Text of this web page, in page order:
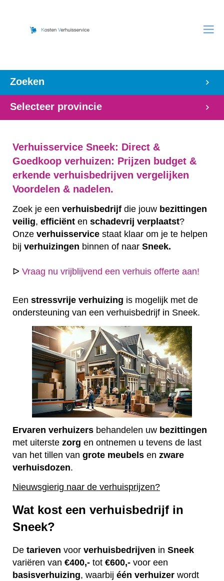
Zoeken
Selecteer provincie
Verhuisservice Sneek: Direct &
Goedkoop verhuizen: Prijzen budget &
erkende verhuisbedrijven vergelijken
Voordelen & nadelen.
Zoek je een verhuisbedrijf die jouw bezittingen
veilig, efficiënt en schadevrij verplaatst?
Onze verhuisservice staat klaar om je te helpen
bij verhuizingen binnen of naar Sneek.
ᐅ Vraag nu vrijblijvend een verhuis offerte aan!
Een stressvrije verhuizing is mogelijk met de
ondersteuning van een verhuisbedrijf in Sneek.
Ervaren verhuizers behandelen uw bezittingen
met uiterste zorg en ontnemen u tevens de last
van het tillen van grote meubels en zware
verhuisdozen.
Nieuwsgierig naar de verhuisprijzen?
Wat kost een verhuisbedrijf in
Sneek?
De tarieven voor verhuisbedrijven in Sneek
variëren van €400,- tot €600,- voor een
basisverhuizing, waarbij één verhuizer wordt